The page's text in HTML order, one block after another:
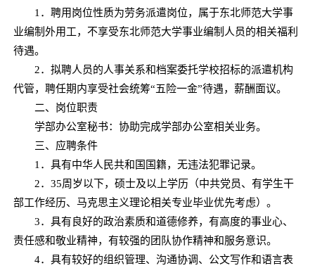
1．聘用岗位性质为劳务派遣岗位，属于东北师范大学事
业编制外用工，不享受东北师范大学事业编制人员的相关福利
待遇。
2．拟聘人员的人事关系和档案委托学校招标的派遣机构
代管，聘任期内享受社会统筹“五险一金”待遇，薪酬面议。
二、岗位职责
学部办公室秘书：协助完成学部办公室相关业务。
三、应聘条件
1．具有中华人民共和国国籍，无违法犯罪记录。
2．35周岁以下，硕士及以上学历（中共党员、有学生干
部工作经历、马克思主义理论相关专业毕业优先考虑）。
3．具有良好的政治素质和道德修养，有高度的事业心、
责任感和敬业精神，有较强的团队协作精神和服务意识。
4．具有较好的组织管理、沟通协调、公文写作和语言表